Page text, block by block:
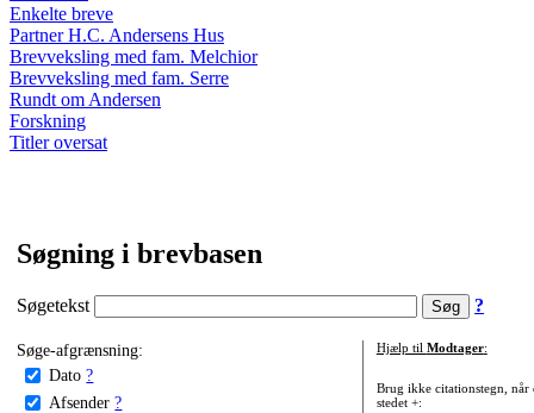
Enkelte breve
Partner H.C. Andersens Hus
Brevveksling med fam. Melchior
Brevveksling med fam. Serre
Rundt om Andersen
Forskning
Titler oversat
Søgning i brevbasen
Søgetekst ?
Søge-afgrænsning:
Dato ?
Afsender ?
Hjælp til Modtager:
Brug ikke citationstegn, når
stedet +: